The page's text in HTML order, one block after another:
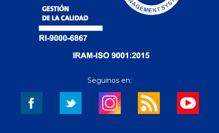
Seguinos en: